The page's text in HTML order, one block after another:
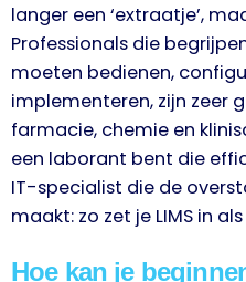
langer een ‘extraatje’,
Professionals die
moeten bedienen,
implementeren, zijn zeer
farmacie, chemie en
een laborant bent die
IT-specialist die de
maakt: zo zet je LIMS in als
Hoe kan je